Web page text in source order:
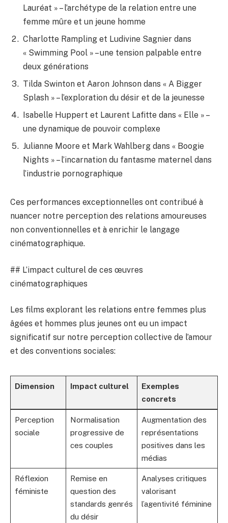
Lauréat » – l’archétype de la relation entre une
femme mûre et un jeune homme
Charlotte Rampling et Ludivine Sagnier dans
« Swimming Pool » – une tension palpable entre
deux générations
Tilda Swinton et Aaron Johnson dans « A Bigger
Splash » – l’exploration du désir et de la jeunesse
Isabelle Huppert et Laurent Lafitte dans « Elle » –
une dynamique de pouvoir complexe
Julianne Moore et Mark Wahlberg dans « Boogie
Nights » – l’incarnation du fantasme maternel dans
l’industrie pornographique
Ces performances exceptionnelles ont contribué à
nuancer notre perception des relations amoureuses
non conventionnelles et à enrichir le langage
cinématographique.
## L’impact culturel de ces œuvres
cinématographiques
Les films explorant les relations entre femmes plus
âgées et hommes plus jeunes ont eu un impact
significatif sur notre perception collective de l’amour
et des conventions sociales:
Dimension Impact culturel
Exemples
concrets
Perception
sociale
Normalisation
progressive de
ces couples
Augmentation des
représentations
positives dans les
médias
Réflexion
féministe
Remise en
question des
standards genrés
du désir
Analyses critiques
valorisant
l’agentivité féminine